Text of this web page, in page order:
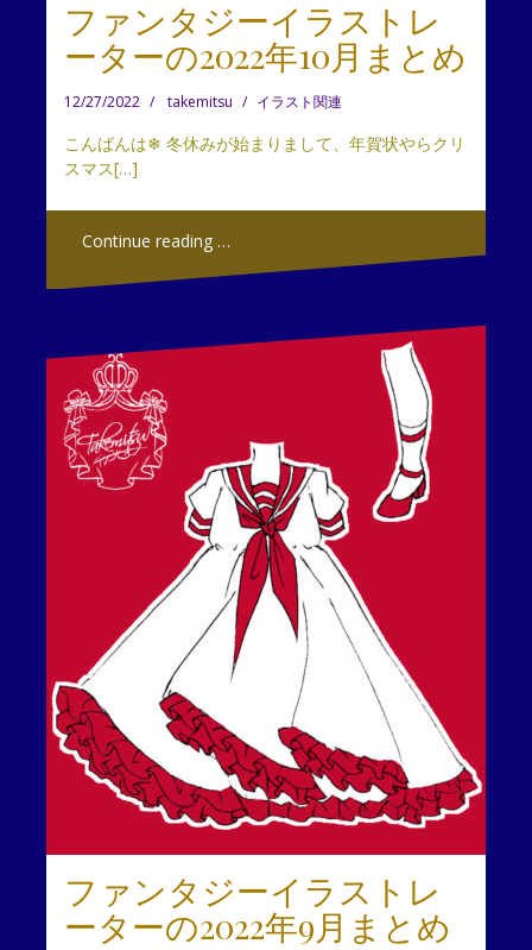
ファンタジーイラストレ
ーターの2022年10月まとめ
12/27/2022 takemitsu イラスト関連
こんばんは❄ 冬休みが始まりまして、年賀状やらクリ
スマス[…]
Continue reading …
ファンタジーイラストレ
ーターの2022年9月まとめ